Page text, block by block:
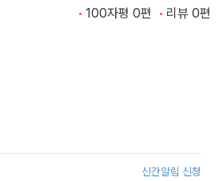
100자평 0편 리뷰 0편
신간알림 신청